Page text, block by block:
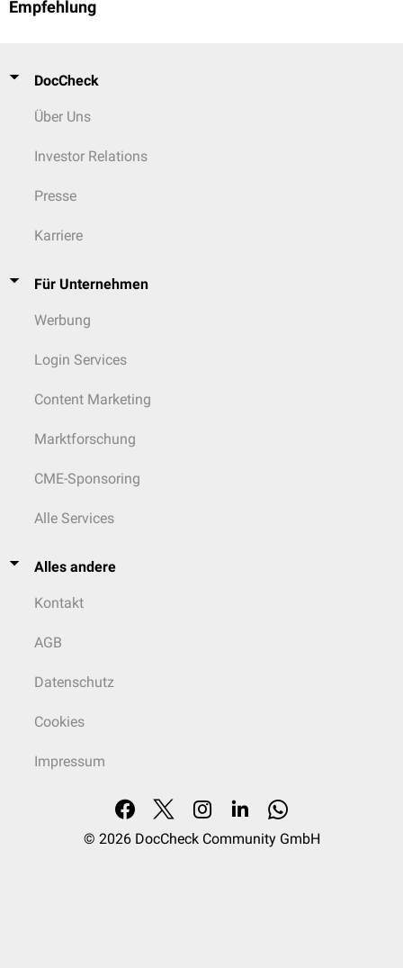
Empfehlung
DocCheck
Über Uns
Investor Relations
Presse
Karriere
Für Unternehmen
Werbung
Login Services
Content Marketing
Marktforschung
CME-Sponsoring
Alle Services
Alles andere
Kontakt
AGB
Datenschutz
Cookies
Impressum
© 2026 DocCheck Community GmbH